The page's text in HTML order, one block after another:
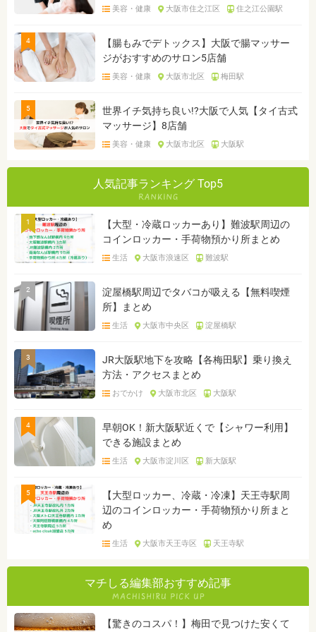
美容・健康 大阪市住之江区 住之江公園駅
4
【腸もみでデトックス】大阪で腸マッサー
ジがおすすめのサロン5店舗
美容・健康 大阪市北区 梅田駅
5
世界イチ気持ち良い!?大阪で人気【タイ古式
マッサージ】8店舗
美容・健康 大阪市北区 大阪駅
人気記事ランキング Top5
1
【大型・冷蔵ロッカーあり】難波駅周辺の
コインロッカー・手荷物預かり所まとめ
生活 大阪市浪速区 難波駅
2
淀屋橋駅周辺でタバコが吸える【無料喫煙
所】まとめ
生活 大阪市中央区 淀屋橋駅
3
JR大阪駅地下を攻略【各梅田駅】乗り換え
方法・アクセスまとめ
おでかけ 大阪市北区 大阪駅
4
早朝OK！新大阪駅近くで【シャワー利用】
できる施設まとめ
生活 大阪市淀川区 新大阪駅
5
【大型ロッカー、冷蔵・冷凍】天王寺駅周
辺のコインロッカー・手荷物預かり所まと
め
生活 大阪市天王寺区 天王寺駅
マチしる編集部おすすめ記事
【驚きのコスパ！】梅田で見つけた安くて